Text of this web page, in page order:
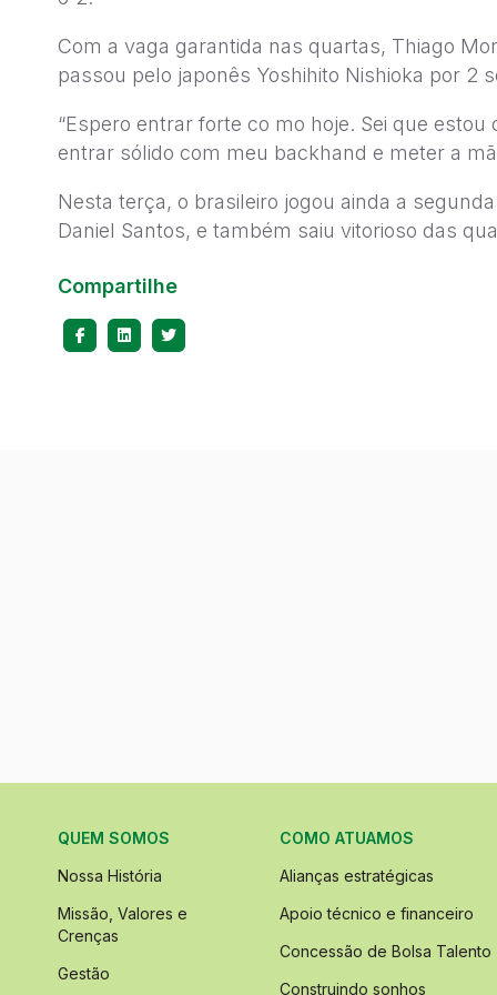
Com a vaga garantida nas quartas, Thiago
passou pelo japonês Yoshihito Nishioka por 2
“Espero entrar forte co mo hoje. Sei que
entrar sólido com meu backhand e meter a
Nesta terça, o brasileiro jogou ainda a
Daniel Santos, e também saiu vitorioso das
Compartilhe
QUEM SOMOS
Nossa História
Missão, Valores e
Crenças
Gestão
COMO ATUAMOS
Alianças estratégicas
Apoio técnico e financeiro
Concessão de Bolsa Talento
Construindo sonhos